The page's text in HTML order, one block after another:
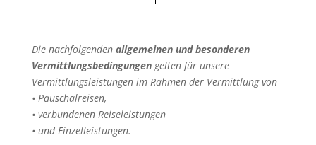
Die nachfolgenden allgemeinen und besonderen
Vermittlungsbedingungengelten für unsere
Vermittlungsleistungen im Rahmen der Vermittlung von
• Pauschalreisen,
• verbundenen Reiseleistungen
• und Einzelleistungen.